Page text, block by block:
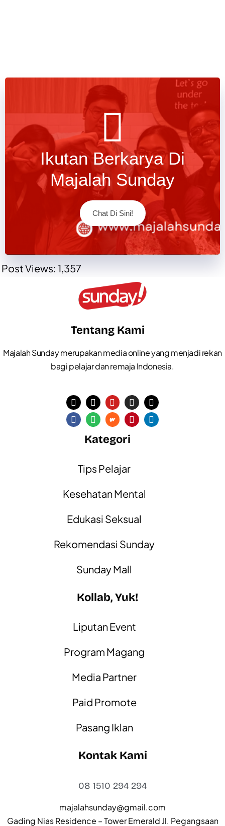
Ikutan Berkarya Di
Majalah Sunday
Chat Di Sini!
Post Views: 1,357
Tentang Kami
Majalah Sunday merupakan media online yang menjadi rekan
bagi pelajar dan remaja Indonesia.
Kategori
Tips Pelajar
Kesehatan Mental
Edukasi Seksual
Rekomendasi Sunday
Sunday Mall
Kollab, Yuk!
Liputan Event
Program Magang
Media Partner
Paid Promote
Pasang Iklan
Kontak Kami
08 1510 294 294
majalahsunday@gmail.com
Gading Nias Residence – Tower Emerald Jl. Pegangsaan